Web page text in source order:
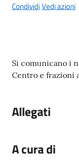
p
r
o
o
CondividiVedi azioni
Contenuto
Si comunicano i
Centro e frazioni
Allegati
A cura di